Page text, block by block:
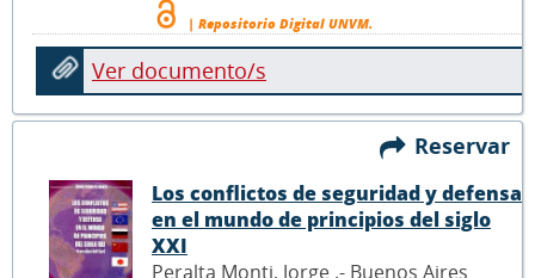
| Repositorio Digital UNVM.
Ver documento/s
Reservar
Los conflictos de seguridad y defensa
en el mundo de principios del siglo
XXI
Peralta Monti, Jorge .- Buenos Aires